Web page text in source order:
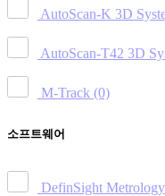
AutoScan-K 3D
AutoScan-T42 3D
M-Track (0)
소프트웨어
DefinSight